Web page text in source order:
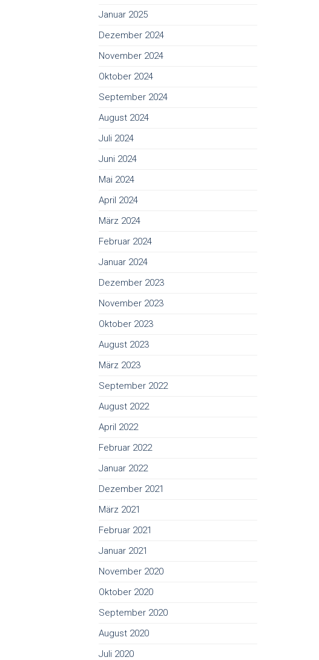
Januar 2025
Dezember 2024
November 2024
Oktober 2024
September 2024
August 2024
Juli 2024
Juni 2024
Mai 2024
April 2024
März 2024
Februar 2024
Januar 2024
Dezember 2023
November 2023
Oktober 2023
August 2023
März 2023
September 2022
August 2022
April 2022
Februar 2022
Januar 2022
Dezember 2021
März 2021
Februar 2021
Januar 2021
November 2020
Oktober 2020
September 2020
August 2020
Juli 2020